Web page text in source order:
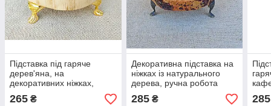
Підставка під гаряче
дерев'яна, на
декоративних ніжках,
ручна робота.
265 ₴
Декоративна підставка на
ніжках із натурального
дерева, ручна робота
285₴ 285